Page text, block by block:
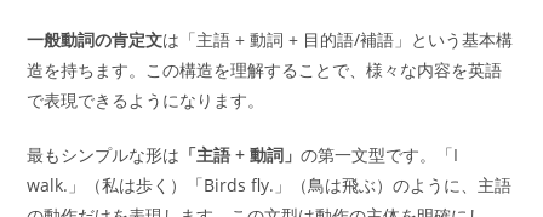
一般動詞の肯定文は「主語 + 動詞 + 目的語/補語」という基本構
造を持ちます。この構造を理解することで、様々な内容を英語
で表現できるようになります。
最もシンプルな形は 「主語 + 動詞」の第一文型です。「I
walk.」（私は歩く）「Birds fly.」（鳥は飛ぶ）のように、主語